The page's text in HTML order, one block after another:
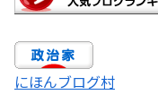
にほんブログ村